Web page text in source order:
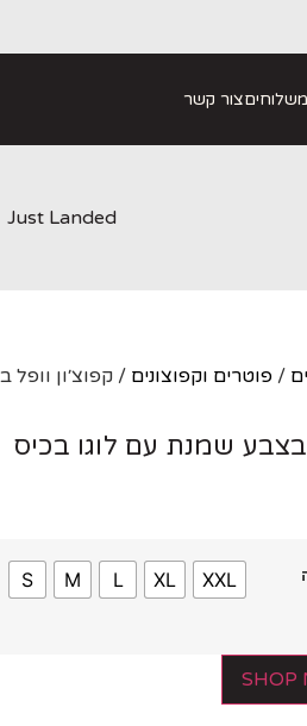
משלוחיםצור קשר
Just Landed
/ פוטרים וקפוצונים / קפוצ׳ון
בצבע שמנת עם לוגו בכיס
XXL
XL
L
M
S
SHOP